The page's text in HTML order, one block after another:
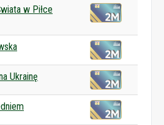
w Piłce
Ukrainę